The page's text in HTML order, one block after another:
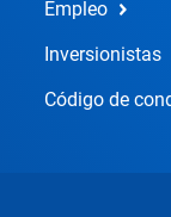
Empleo
Inversionistas
Código de